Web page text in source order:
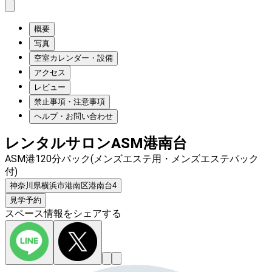
概要
写真
空室カレンダー・設備
アクセス
レビュー
禁止事項・注意事項
ヘルプ・お問い合わせ
レンタルサロンASM港南台
ASM港120分パック(メンズエステ用・メンズエステパック
付)
神奈川県横浜市港南区港南台4
見学予約
スペース情報をシェアする